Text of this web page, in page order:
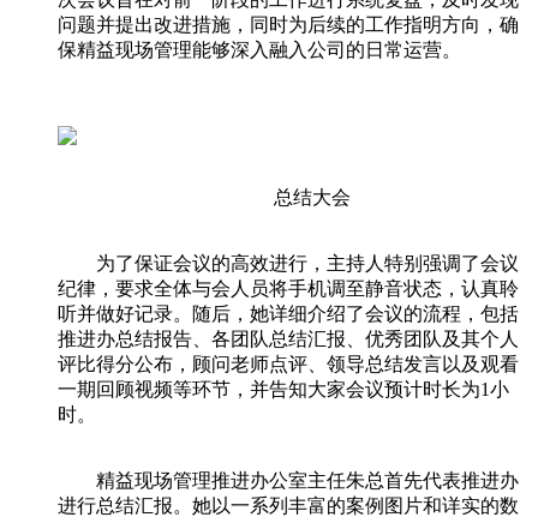
问题并提出改进措施，同时为后续的工作指明方向，确
保精益现场管理能够深入融入公司的日常运营。
总结大会
为了保证会议的高效进行，主持人特别强调了会议
纪律，要求全体与会人员将手机调至静音状态，认真聆
听并做好记录。随后，她详细介绍了会议的流程，包括
推进办总结报告、各团队总结汇报、优秀团队及其个人
评比得分公布，顾问老师点评、领导总结发言以及观看
一期回顾视频等环节，并告知大家会议预计时长为1小
时。
精益现场管理推进办公室主任朱总首先代表推进办
进行总结汇报。她以一系列丰富的案例图片和详实的数